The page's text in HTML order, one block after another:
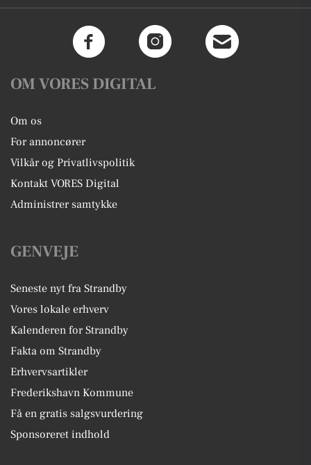
OM VORES DIGITAL
Om os
For annoncører
Vilkår og Privatlivspolitik
Kontakt VORES Digital
Administrer samtykke
GENVEJE
Seneste nyt fra Strandby
Vores lokale erhverv
Kalenderen for Strandby
Fakta om Strandby
Erhvervsartikler
Frederikshavn Kommune
Få en gratis salgsvurdering
Sponsoreret indhold